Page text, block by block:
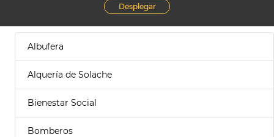
Desplegar
Albufera
Alquería de Solache
Bienestar Social
Bomberos